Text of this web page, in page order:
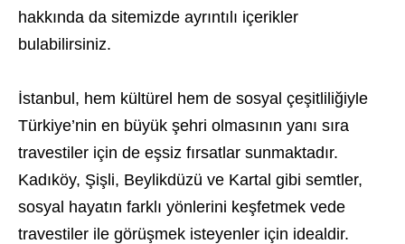
hakkında da sitemizde ayrıntılı içerikler
bulabilirsiniz.
İstanbul, hem kültürel hem de sosyal çeşitliliğiyle
Türkiye’nin en büyük şehri olmasının yanı sıra
travestiler için de eşsiz fırsatlar sunmaktadır.
Kadıköy, Şişli, Beylikdüzü ve Kartal gibi semtler,
sosyal hayatın farklı yönlerini keşfetmek vede
travestiler ile görüşmek isteyenler için idealdir.